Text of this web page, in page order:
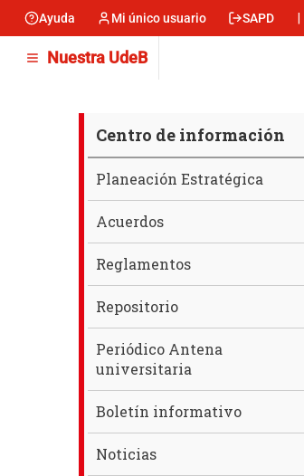
contenido
principal
Menu
Ayuda Mi único usuario SAPD
Nuestra UdeB
Centro
de
información
Centro de información
Planeación Estratégica
Acuerdos
Reglamentos
Repositorio
Periódico Antena
universitaria
Boletín informativo
Noticias